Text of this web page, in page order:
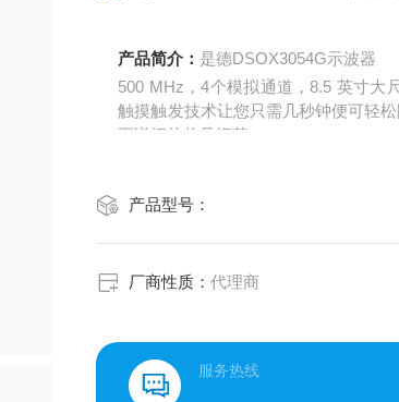
产品简介： 是德DSOX3054G示波器
500 MHz，4个模拟通道，8.5 英寸大
触摸触发技术让您只需几秒钟便可轻
更详细的信号细节
产品型号：
厂商性质：代理商
服务热线